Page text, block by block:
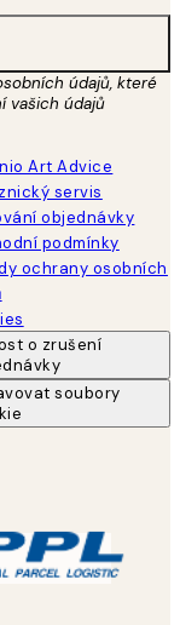
údajů, které
vašich údajů
Art Advice
servis
objednávky
podmínky
ochrany osobních
o zrušení
soubory